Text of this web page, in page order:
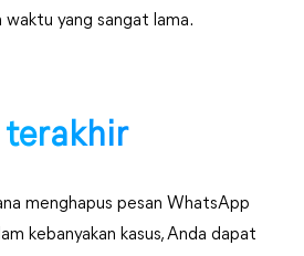
yang sangat lama.
terakhir
menghapus pesan WhatsApp
kebanyakan kasus, Anda dapat